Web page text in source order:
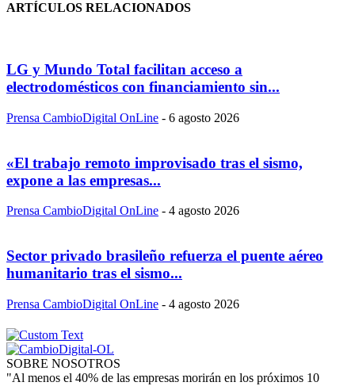
ARTÍCULOS RELACIONADOS
LG y Mundo Total facilitan acceso a
electrodomésticos con financiamiento sin...
Prensa CambioDigital OnLine - 6 agosto 2026
«El trabajo remoto improvisado tras el sismo,
expone a las empresas...
Prensa CambioDigital OnLine - 4 agosto 2026
Sector privado brasileño refuerza el puente aéreo
humanitario tras el sismo...
Prensa CambioDigital OnLine - 4 agosto 2026
SOBRE NOSOTROS
"Al menos el 40% de las empresas morirán en los próximos 10